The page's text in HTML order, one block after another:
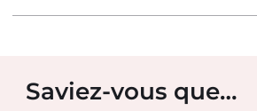
Saviez-vous que…